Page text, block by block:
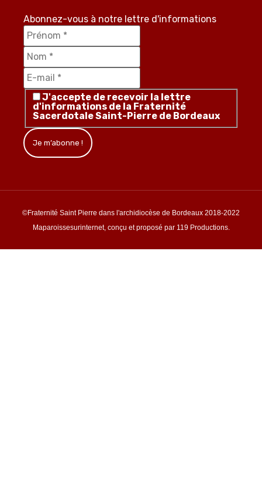
Abonnez-vous à notre lettre d'informations
J'accepte de recevoir la lettre
d'informations de la Fraternité
Sacerdotale Saint-Pierre de Bordeaux
©Fraternité Saint Pierre dans l'archidiocèse de Bordeaux 2018-2022
Maparoissesurinternet, conçu et proposé par 119 Productions.